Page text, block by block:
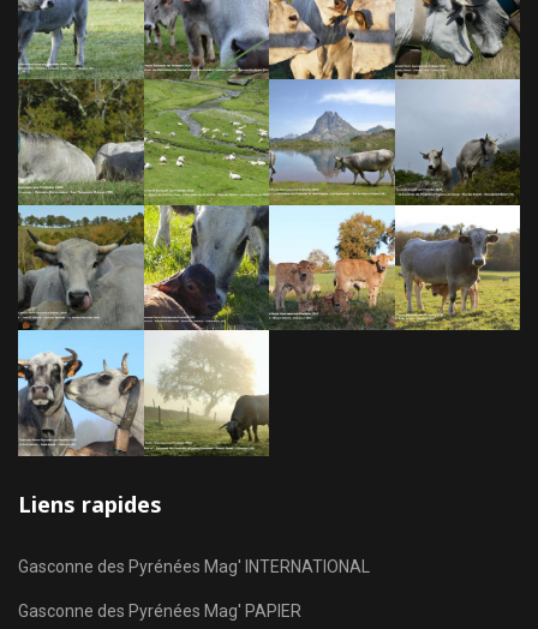
Liens rapides
Gasconne des Pyrénées Mag' INTERNATIONAL
Gasconne des Pyrénées Mag' PAPIER